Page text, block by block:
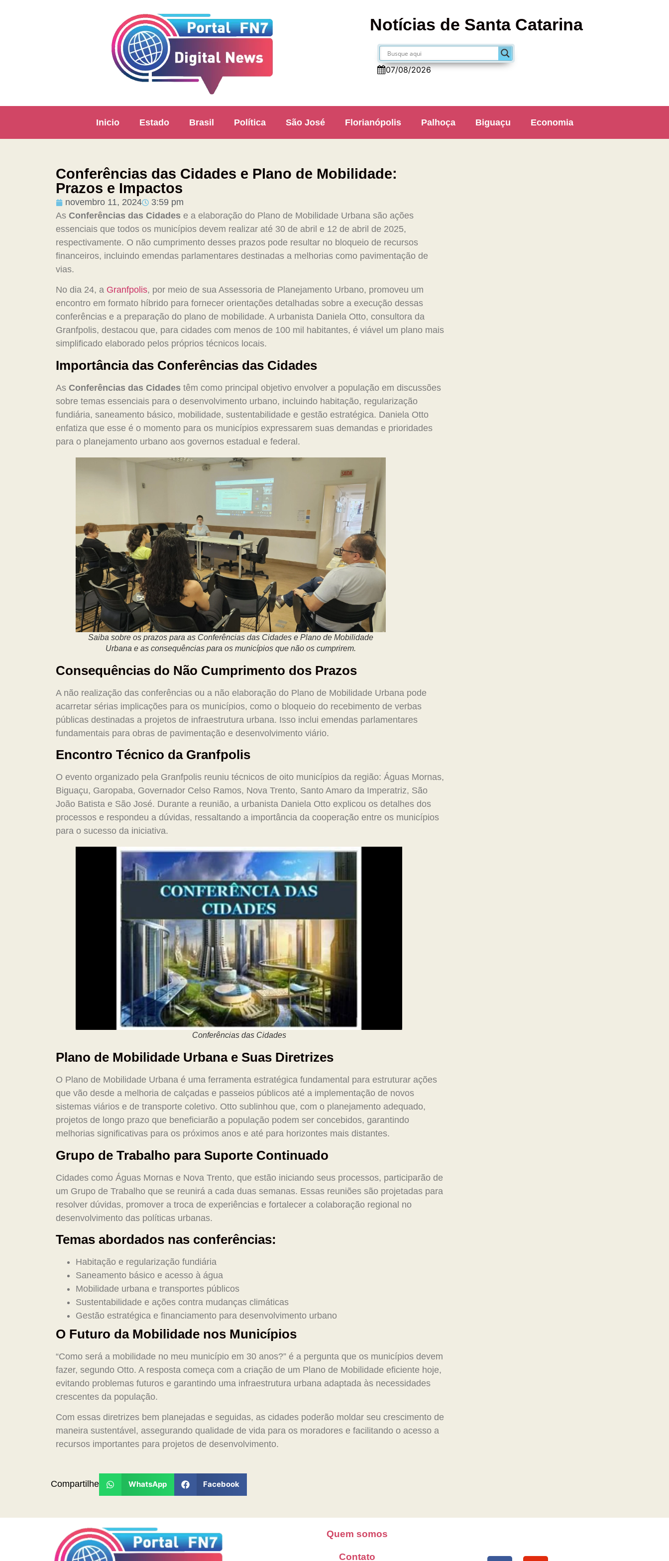
Notícias de Santa Catarina
07/08/2026
Inicio Estado Brasil Política São José Florianópolis Palhoça Biguaçu Economia
Conferências das Cidades e Plano de Mobilidade:
Prazos e Impactos
novembro 11, 2024
3:59 pm
As Conferências das Cidades e a elaboração do Plano de Mobilidade Urbana são ações
essenciais que todos os municípios devem realizar até 30 de abril e 12 de abril de 2025,
respectivamente. O não cumprimento desses prazos pode resultar no bloqueio de recursos
financeiros, incluindo emendas parlamentares destinadas a melhorias como pavimentação de
vias.
No dia 24, a Granfpolis, por meio de sua Assessoria de Planejamento Urbano, promoveu um
encontro em formato híbrido para fornecer orientações detalhadas sobre a execução dessas
conferências e a preparação do plano de mobilidade. A urbanista Daniela Otto, consultora da
Granfpolis, destacou que, para cidades com menos de 100 mil habitantes, é viável um plano mais
simplificado elaborado pelos próprios técnicos locais.
Importância das Conferências das Cidades
As Conferências das Cidades têm como principal objetivo envolver a população em discussões
sobre temas essenciais para o desenvolvimento urbano, incluindo habitação, regularização
fundiária, saneamento básico, mobilidade, sustentabilidade e gestão estratégica. Daniela Otto
enfatiza que esse é o momento para os municípios expressarem suas demandas e prioridades
para o planejamento urbano aos governos estadual e federal.
Saiba sobre os prazos para as Conferências das Cidades e Plano de Mobilidade
Urbana e as consequências para os municípios que não os cumprirem.
Consequências do Não Cumprimento dos Prazos
A não realização das conferências ou a não elaboração do Plano de Mobilidade Urbana pode
acarretar sérias implicações para os municípios, como o bloqueio do recebimento de verbas
públicas destinadas a projetos de infraestrutura urbana. Isso inclui emendas parlamentares
fundamentais para obras de pavimentação e desenvolvimento viário.
Encontro Técnico da Granfpolis
O evento organizado pela Granfpolis reuniu técnicos de oito municípios da região: Águas Mornas,
Biguaçu, Garopaba, Governador Celso Ramos, Nova Trento, Santo Amaro da Imperatriz, São
João Batista e São José. Durante a reunião, a urbanista Daniela Otto explicou os detalhes dos
processos e respondeu a dúvidas, ressaltando a importância da cooperação entre os municípios
para o sucesso da iniciativa.
Conferências das Cidades
Plano de Mobilidade Urbana e Suas Diretrizes
O Plano de Mobilidade Urbana é uma ferramenta estratégica fundamental para estruturar ações
que vão desde a melhoria de calçadas e passeios públicos até a implementação de novos
sistemas viários e de transporte coletivo. Otto sublinhou que, com o planejamento adequado,
projetos de longo prazo que beneficiarão a população podem ser concebidos, garantindo
melhorias significativas para os próximos anos e até para horizontes mais distantes.
Grupo de Trabalho para Suporte Continuado
Cidades como Águas Mornas e Nova Trento, que estão iniciando seus processos, participarão de
um Grupo de Trabalho que se reunirá a cada duas semanas. Essas reuniões são projetadas para
resolver dúvidas, promover a troca de experiências e fortalecer a colaboração regional no
desenvolvimento das políticas urbanas.
Temas abordados nas conferências:
Habitação e regularização fundiária
Saneamento básico e acesso à água
Mobilidade urbana e transportes públicos
Sustentabilidade e ações contra mudanças climáticas
Gestão estratégica e financiamento para desenvolvimento urbano
O Futuro da Mobilidade nos Municípios
“Como será a mobilidade no meu município em 30 anos?” é a pergunta que os municípios devem
fazer, segundo Otto. A resposta começa com a criação de um Plano de Mobilidade eficiente hoje,
evitando problemas futuros e garantindo uma infraestrutura urbana adaptada às necessidades
crescentes da população.
Com essas diretrizes bem planejadas e seguidas, as cidades poderão moldar seu crescimento de
maneira sustentável, assegurando qualidade de vida para os moradores e facilitando o acesso a
recursos importantes para projetos de desenvolvimento.
Compartilhe WhatsApp Facebook
Quem somos
Contato